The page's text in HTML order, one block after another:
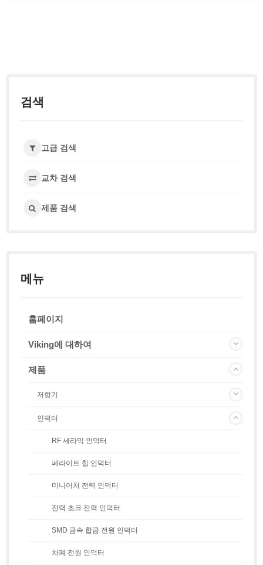
검색
고급 검색
교차 검색
제품 검색
메뉴
홈페이지
Viking에 대하여
제품
저항기
인덕터
RF 세라믹 인덕터
페라이트 칩 인덕터
미니어처 전력 인덕터
전력 초크 전력 인덕터
SMD 금속 합금 전원 인덕터
차폐 전원 인덕터